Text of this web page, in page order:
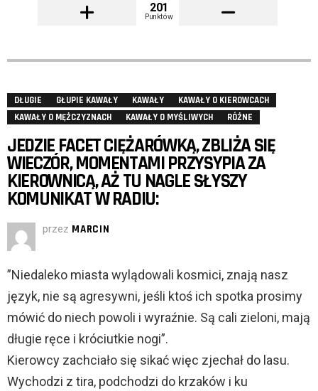
201
Punktów
DŁUGIE GŁUPIE KAWAŁY KAWAŁY
KAWAŁY O KIEROWCACH
KAWAŁY O MĘŻCZYZNACH
KAWAŁY O MYŚLIWYCH RÓŻNE
JEDZIE FACET CIĘŻARÓWKĄ, ZBLIŻA SIĘ
WIECZÓR, MOMENTAMI PRZYSYPIA ZA
KIEROWNICĄ, AŻ TU NAGLE SŁYSZY
KOMUNIKAT W RADIU:
przez MARCIN
”Niedaleko miasta wylądowali kosmici, znają nasz
język, nie są agresywni, jeśli ktoś ich spotka prosimy
mówić do niech powoli i wyraźnie. Są cali zieloni, mają
długie ręce i króciutkie nogi”.
Kierowcy zachciało się sikać więc zjechał do lasu.
Wychodzi z tira, podchodzi do krzaków i ku